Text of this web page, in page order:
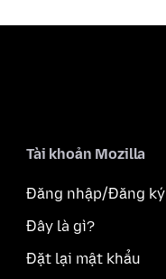
Tài khoản Mozilla
Đăng nhập/Đăng ký
Đây là gì?
Đặt lại mật khẩu